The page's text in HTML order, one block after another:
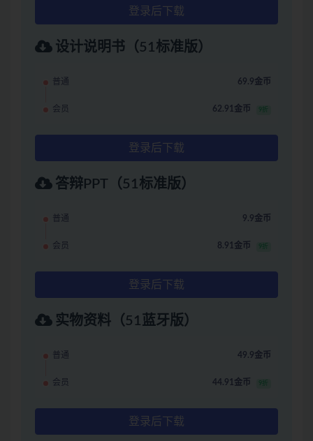
登录后下载
设计说明书（51标准版）
普通 69.9金币
会员 62.91金币 9折
登录后下载
答辩PPT（51标准版）
普通 9.9金币
会员 8.91金币 9折
登录后下载
实物资料（51蓝牙版）
普通 49.9金币
会员 44.91金币 9折
登录后下载